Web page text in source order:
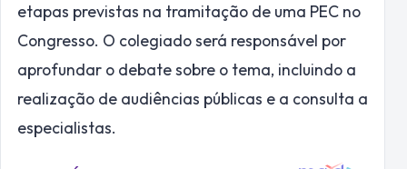
etapas previstas na tramitação de uma PEC no
Congresso. O colegiado será responsável por
aprofundar o debate sobre o tema, incluindo a
realização de audiências públicas e a consulta a
especialistas.